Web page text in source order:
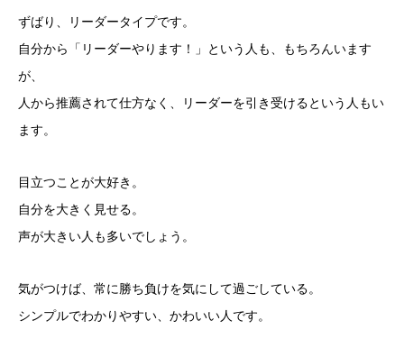
ずばり、リーダータイプです。
自分から「リーダーやります！」という人も、もちろんいます
が、
人から推薦されて仕方なく、リーダーを引き受けるという人もい
ます。
目立つことが大好き。
自分を大きく見せる。
声が大きい人も多いでしょう。
気がつけば、常に勝ち負けを気にして過ごしている。
シンプルでわかりやすい、かわいい人です。